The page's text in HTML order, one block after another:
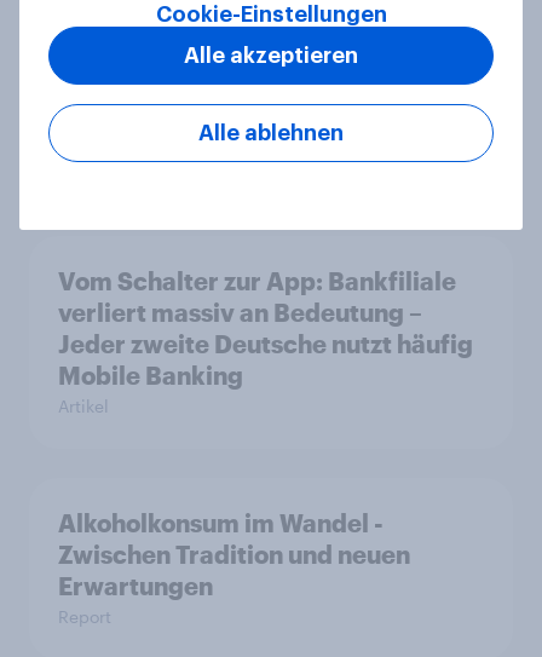
Debt, Savings & Investment Report
2026 – Deutschland
Report
Vom Schalter zur App: Bankfiliale
verliert massiv an Bedeutung –
Jeder zweite Deutsche nutzt häufig
Mobile Banking
Artikel
Alkoholkonsum im Wandel​ -
Zwischen Tradition und neuen
Erwartungen
Report
Cookie-Einstellungen
Alle ablehnen
Alle akzeptieren